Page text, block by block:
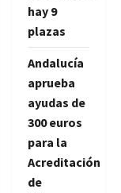
hay 9
plazas
Andalucía
aprueba
ayudas de
300 euros
para la
Acreditación
de